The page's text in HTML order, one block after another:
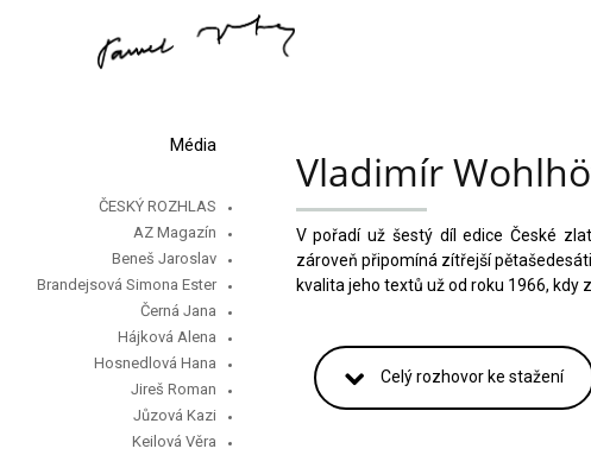
Média
ČESKÝ ROZHLAS
AZ Magazín
Beneš Jaroslav
Brandejsová Simona Ester
Černá Jana
Hájková Alena
Hosnedlová Hana
Jireš Roman
Jůzová Kazi
Keilová Věra
Vladimír
V pořadí už šestý díl edice České
zároveň připomíná zítřejší
kvalita jeho textů už od roku 1966, kdy
Celý rozhovor ke stažení